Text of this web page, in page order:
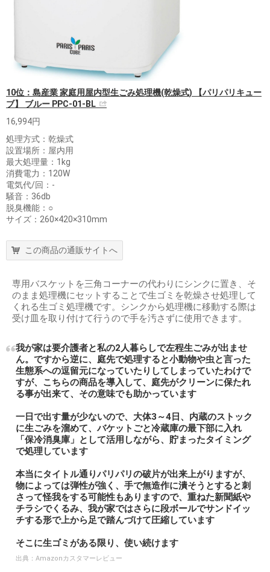
10位：島産業 家庭用屋内型生ごみ処理機(乾燥式) 【パリパリキュー
ブ】 ブルー PPC-01-BL
16,994円
処理方式：乾燥式
設置場所：屋内用
最大処理量：1kg
消費電力：120W
電気代/回：-
騒音：36db
脱臭機能：○
サイズ：260×420×310mm
この商品の通販サイトへ
専用バスケットを三角コーナーの代わりにシンクに置き、そ
のまま処理機にセットすることで生ゴミを乾燥させ処理して
くれる生ゴミ処理機です。シンクから処理機に移動する際は
受け皿を取り付けて行うので手を汚さずに使用できます。
我が家は要介護者と私の2人暮らしで左程生ごみが出ませ
ん。ですから逆に、庭先で処理すると小動物や虫と言った
生態系への逗留元になっていたりしてしまっていたわけで
すが、こちらの商品を導入して、庭先がクリーンに保たれ
る事が出来て、その意味でも助かっています
一日で出す量が少ないので、大体3～4日、内蔵のストック
に生ごみを溜めて、バケットごと冷蔵庫の最下部に入れ
「保冷消臭庫」として活用しながら、貯まったタイミング
で処理しています
本当にタイトル通りパリパリの破片が出来上がりますが、
物によっては弾性が強く、手で無造作に潰そうとすると刺
さって怪我をする可能性もありますので、重ねた新聞紙や
チラシでくるみ、我が家ではさらに段ボールでサンドイッ
チする形で上から足で踏んづけて圧縮しています
そこに生ゴミがある限り、使い続けます
出典： Amazonカスタマーレビュー